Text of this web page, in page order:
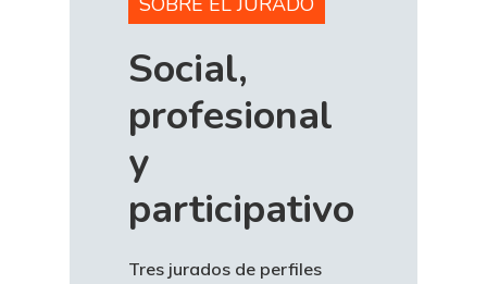
Social,
profesional
y
participativo
Tres jurados de perfiles